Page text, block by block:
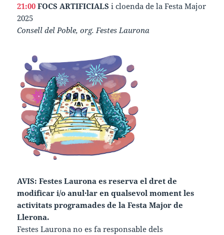
21:00 FOCS ARTIFICIALS i cloenda de la Festa Major
2025
Consell del Poble, org. Festes Laurona
AVIS: Festes Laurona es reserva el dret de
modificar i/o anul·lar en qualsevol moment les
activitats programades de la Festa Major de
Llerona.
Festes Laurona no es fa responsable dels